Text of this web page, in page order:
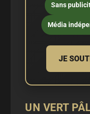
Sans
Média
JE
UN VERT